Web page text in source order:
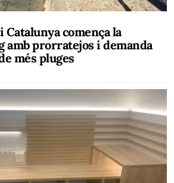
Catalunya comença la
amb prorratejos i demanda
més pluges